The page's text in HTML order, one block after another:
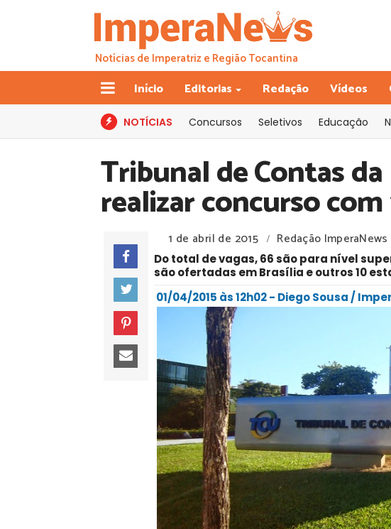
Notícias de Imperatriz e Região Tocantina
Início Editorias Redação Vídeos
NOTÍCIAS Concursos Seletivos Educação
Tribunal de Contas
realizar concurso com
1 de abril de 2015 / Redação ImperaNews
Do total de vagas, 66 são para nível
são ofertadas em Brasília e outros 10
01/04/2015 às 12h02 - Diego Sousa /